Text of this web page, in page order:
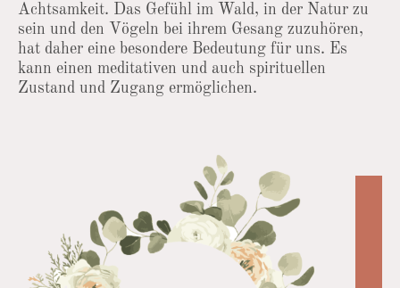
Achtsamkeit. Das Gefühl im Wald, in der Natur zu
sein und den Vögeln bei ihrem Gesang zuzuhören,
hat daher eine besondere Bedeutung für uns. Es
kann einen meditativen und auch spirituellen
Zustand und Zugang ermöglichen.